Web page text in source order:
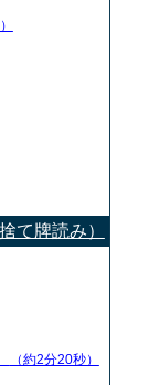
て牌読み）
（約2分20秒）